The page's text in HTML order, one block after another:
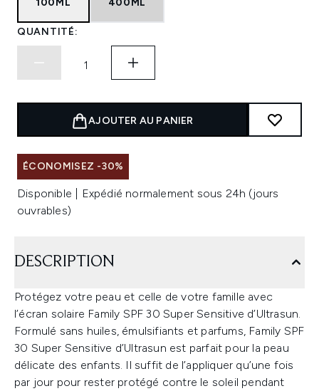
100ML 400ML
QUANTITÉ:
AJOUTER AU PANIER
ÉCONOMISEZ -30%
Disponible | Expédié normalement sous 24h (jours
ouvrables)
DESCRIPTION
Protégez votre peau et celle de votre famille avec
l’écran solaire Family SPF 30 Super Sensitive d’Ultrasun.
Formulé sans huiles, émulsifiants et parfums, Family SPF
30 Super Sensitive d’Ultrasun est parfait pour la peau
délicate des enfants. Il suffit de l’appliquer qu’une fois
par jour pour rester protégé contre le soleil pendant